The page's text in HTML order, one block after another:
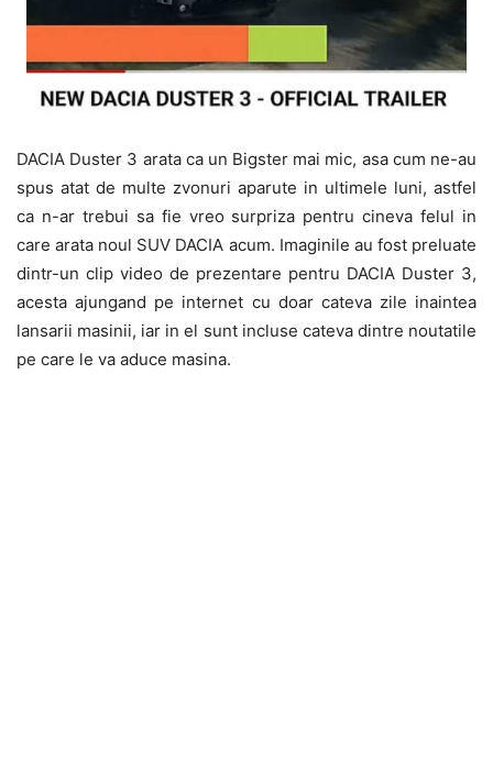
DACIA Duster 3 arata ca un Bigster mai mic, asa cum ne-au
spus atat de multe zvonuri aparute in ultimele luni, astfel
ca n-ar trebui sa fie vreo surpriza pentru cineva felul in
care arata noul SUV DACIA acum. Imaginile au fost preluate
dintr-un clip video de prezentare pentru DACIA Duster 3,
acesta ajungand pe internet cu doar cateva zile inaintea
lansarii masinii, iar in el sunt incluse cateva dintre noutatile
pe care le va aduce masina.